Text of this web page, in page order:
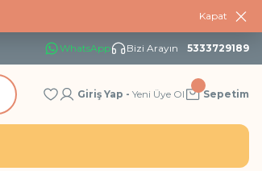
Kapat
WhatsApp Bizi Arayın 5333729189
Giriş Yap - Yeni Üye Ol Sepetim